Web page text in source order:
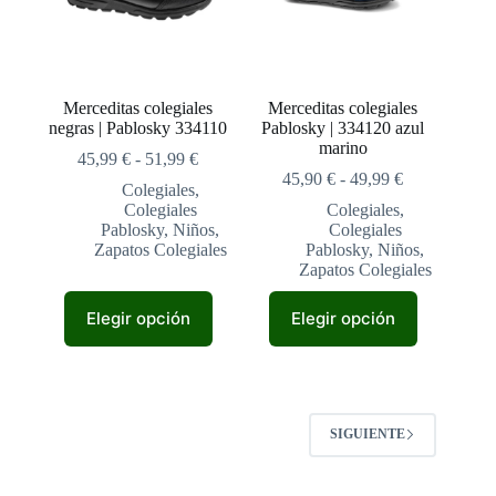
elegir
producto
elegir
producto
Merceditas colegiales
negras | Pablosky 334110
45,99€ - 51,99€Rango
precios:
45,99 €
hasta
Colegiales,
Colegiales
Pablosky,Niños,
Zapatos Colegiales
Elegir opción
producto
Merceditas colegiales
Pablosky | 334120 azul
marino
45,90€ - 49,99€Rango
precios:
45,90 €
hasta
49,99 €
Colegiales,
Colegiales
Pablosky,Niños,
Zapatos Colegiales
Elegir opción
producto
opciones
se
pueden
SIGUIENTE